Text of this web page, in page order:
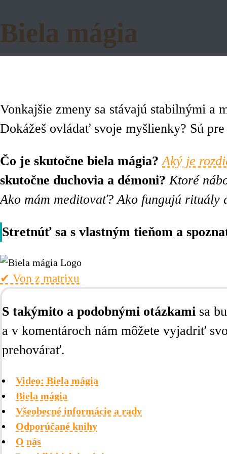
Navigácia - Biela mágia & Voodoo
MÁGIA SVIEČOK
MÁGIA PEŇAZÍ A ÚSPECHU
SIGILOVÁ MÁGIA
PREKONANIE STRACHU
VOODOO
ČIERNA MÁGIA
EXORCIZMUS
Navigácia - Meditácia & Cvičenia
MEDITÁCIA
MEDITÁCIA S VYŠŠÍM JA
OCHRANNÁ MEDITÁCIA
MÁGIA LÁSKY: MEDITÁCIA
Biela mágia
Vonkajšie zmeny sa stávajú stabilnými a
Dokážeš ovládať svoje myšlienky? Sú
Čo je skutočne biela mágia? Aký je
skutočne duchovia a démoni? Ktoré
Ako mám meditovať? Ako fungujú rituály
Stretnúť sa s vlastným tieňom a
✔︎ Von z matrixu
S takýmito a podobnými otázkami sa
a v komentároch nám môžete vyjadriť
prehovárať.
Video: Biela mágia
Biela mágia
Všeobecné informácie a rady
Odporúčané knihy
O nás